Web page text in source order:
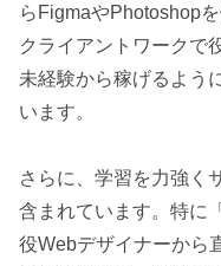
らFigmaやPhotoshop
クライアントワークで
未経験から稼げるよう
います。
さらに、学習を力強く
含まれています。特に
役Webデザイナーから